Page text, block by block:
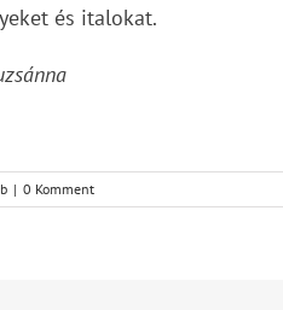
és italokat.
| 0 Komment